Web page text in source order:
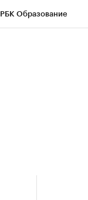
РБК Образование